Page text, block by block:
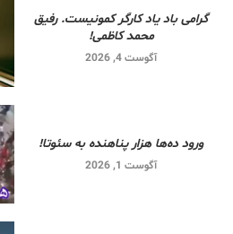
گرامی باد یاد کارگر کمونیست. رفیق
محمد کاظمی!
آگوست 4, 2026
ورود ده‌ها هزار پناهنده به سئوتا!
آگوست 1, 2026